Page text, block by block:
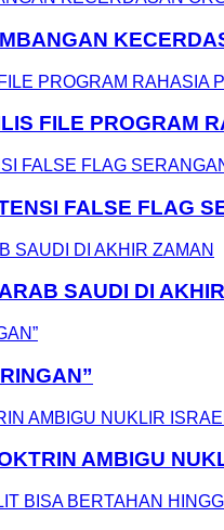
FILE PROGRAM
FALSE FLAG
SAUDI DI
AMBIGU